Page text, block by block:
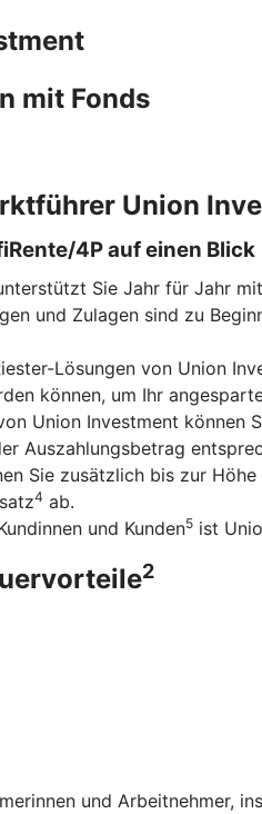
mit Fonds
Union
4P auf einen Blick
Sie Jahr für Jahr
und Zulagen sind zu
Lösungen von Union
können, um Ihr
Union Investment können
Auszahlungsbetrag
Sie zusätzlich bis zur
4 ab.
und Kunden5 ist
2
und Arbeitnehmer,